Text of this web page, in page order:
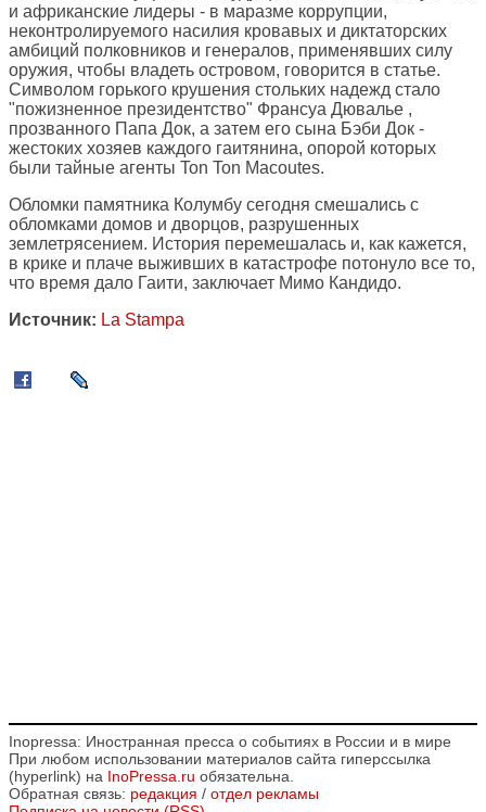
и африканские лидеры - в маразме коррупции,
неконтролируемого насилия кровавых и диктаторских
амбиций полковников и генералов, применявших силу
оружия, чтобы владеть островом, говорится в статье.
Символом горького крушения стольких надежд стало
"пожизненное президентство" Франсуа Дювалье ,
прозванного Папа Док, а затем его сына Бэби Док -
жестоких хозяев каждого гаитянина, опорой которых
были тайные агенты Ton Ton Macoutes.
Обломки памятника Колумбу сегодня смешались с
обломками домов и дворцов, разрушенных
землетрясением. История перемешалась и, как кажется,
в крике и плаче выживших в катастрофе потонуло все то,
что время дало Гаити, заключает Мимо Кандидо.
Источник: La Stampa
Inopressa: Иностранная пресса о событиях в России и в мире
При любом использовании материалов сайта гиперссылка
(hyperlink) на InoPressa.ru обязательна.
Обратная связь: редакция / отдел рекламы